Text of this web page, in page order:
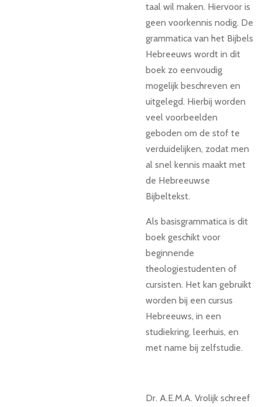
taal wil maken. Hiervoor is
geen voorkennis nodig. De
grammatica van het Bijbels
Hebreeuws wordt in dit
boek zo eenvoudig
mogelijk beschreven en
uitgelegd. Hierbij worden
veel voorbeelden
geboden om de stof te
verduidelijken, zodat men
al snel kennis maakt met
de Hebreeuwse
Bijbeltekst.
Als basisgrammatica is dit
boek geschikt voor
beginnende
theologiestudenten of
cursisten. Het kan gebruikt
worden bij een cursus
Hebreeuws, in een
studiekring, leerhuis, en
met name bij zelfstudie.
Dr. A.E.M.A. Vrolijk schreef